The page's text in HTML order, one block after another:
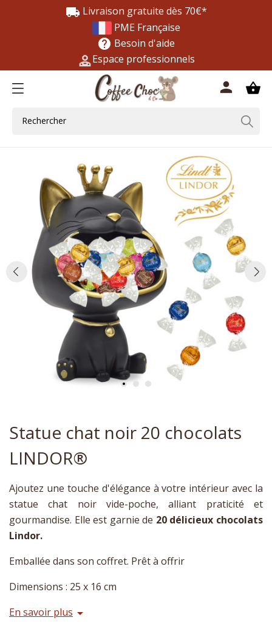
local_shipping Livraison gratuite dès 70€*
PME Française
help Besoin d'aide
Espace professionnels
shopping_basket
person
Statue chat noir 20 chocolats
LINDOR®
Ajoutez une touche d'élégance à votre intérieur avec la
statue chat noir vide-poche, alliant praticité et
gourmandise. Elle est garnie de 20 délicieux chocolats
Lindor.
Emballée dans son coffret. Prêt à offrir
Dimensions : 25 x 16 cm
En savoir plus arrow_drop_down